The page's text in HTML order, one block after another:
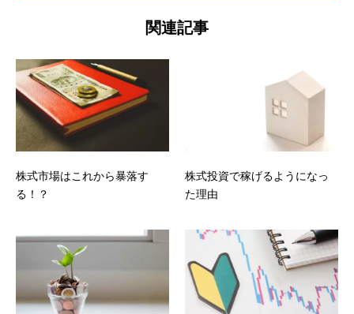
関連記事
株式市場はこれから暴落す
る！？
株式投資で稼げるようになっ
た理由